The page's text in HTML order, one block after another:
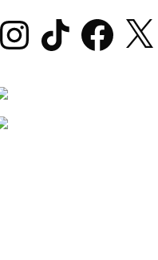
InstagramTikTok Facebook
X